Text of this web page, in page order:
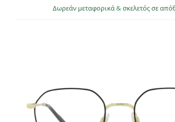
Δωρεάν μεταφορικά& σκελετός σε